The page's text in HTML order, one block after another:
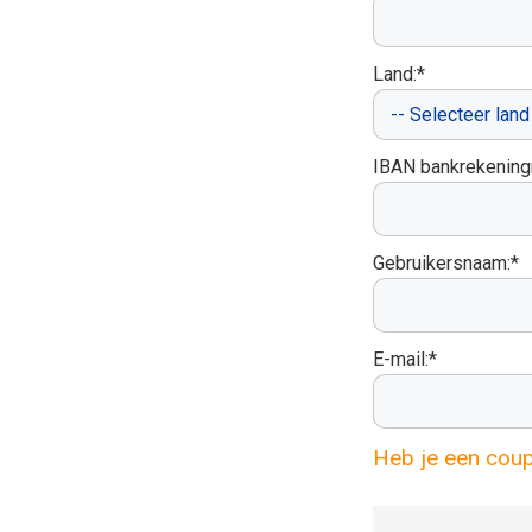
Land:*
IBAN
Gebruikersnaam:*
E-mail:*
Heb je een